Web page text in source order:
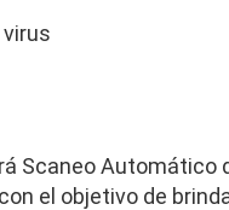
Scaneo
el objetivo de